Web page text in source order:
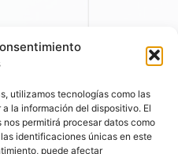
utilizamos tecnologías como las
la información del dispositivo. El
permitirá procesar datos como
identificaciones únicas en este
puede afectar
sociales